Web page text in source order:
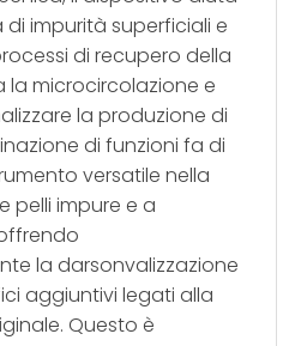
di impurità superficiali e
di recupero della
la microcircolazione e
la produzione di
di funzioni fa di
versatile nella
pelli impure e a
la darsonvalizzazione
aggiuntivi legati alla
Questo è